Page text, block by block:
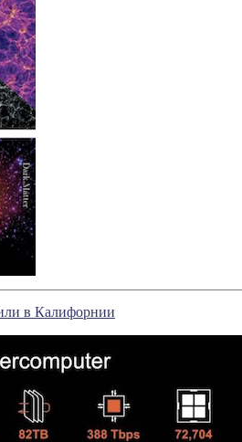
в Калифорнии